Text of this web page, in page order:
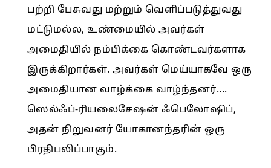
பற்றி பேசுவது மற்றும் வெளிப்படுத்துவது
மட்டுமல்ல, உண்மையில் அவர்கள்
அமைதியில் நம்பிக்கை கொண்டவர்களாக
இருக்கிறார்கள். அவர்கள் மெய்யாகவே ஒரு
அமைதியான வாழ்க்கை வாழ்ந்தனர்....
ஸெல்ஃப்-ரியலைசேஷன் ஃபெலோஷிப்,
அதன் நிறுவனர் யோகானந்தரின் ஒரு
பிரதிபலிப்பாகும்.